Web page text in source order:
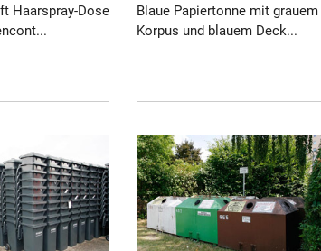
Haarspray-Dose
Blaue Papiertonne mit grauem
Korpus und blauem Deck...